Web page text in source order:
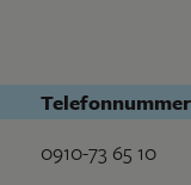
Telefonnummer
0910-73 65 10